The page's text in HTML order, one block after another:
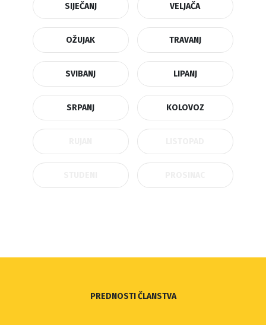
SIJEČANJ VELJAČA
OŽUJAK TRAVANJ
SVIBANJ LIPANJ
SRPANJ KOLOVOZ
PREDNOSTI ČLANSTVA